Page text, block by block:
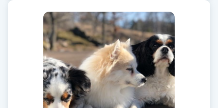
Fransborttagning